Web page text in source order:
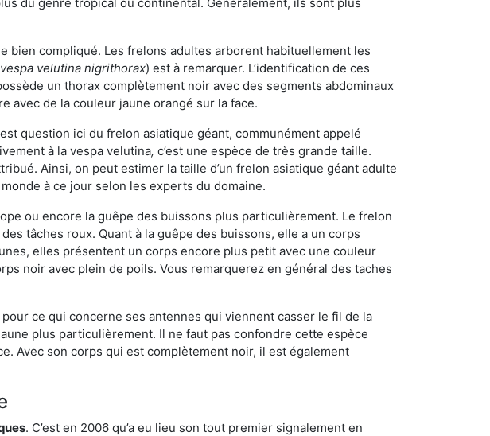
bien compliqué. Les frelons adultes arborent habituellement les
vespa velutina nigrithorax) est à remarquer. L’identification de ces
un thorax complètement noir avec des segments abdominaux
avec de la couleur jaune orangé sur la face.
question ici du frelon asiatique géant, communément appelé
à la vespa velutina, c’est une espèce de très grande taille.
Ainsi, on peut estimer la taille d’un frelon asiatique géant adulte
à ce jour selon les experts du domaine.
ou encore la guêpe des buissons plus particulièrement. Le frelon
tâches roux. Quant à la guêpe des buissons, elle a un corps
elles présentent un corps encore plus petit avec une couleur
noir avec plein de poils. Vous remarquerez en général des taches
ce qui concerne ses antennes qui viennent casser le fil de la
plus particulièrement. Il ne faut pas confondre cette espèce
Avec son corps qui est complètement noir, il est également
. C’est en 2006 qu’a eu lieu son tout premier signalement en